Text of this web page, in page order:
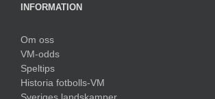
INFORMATION
Om oss
VM-odds
Speltips
Historia fotbolls-VM